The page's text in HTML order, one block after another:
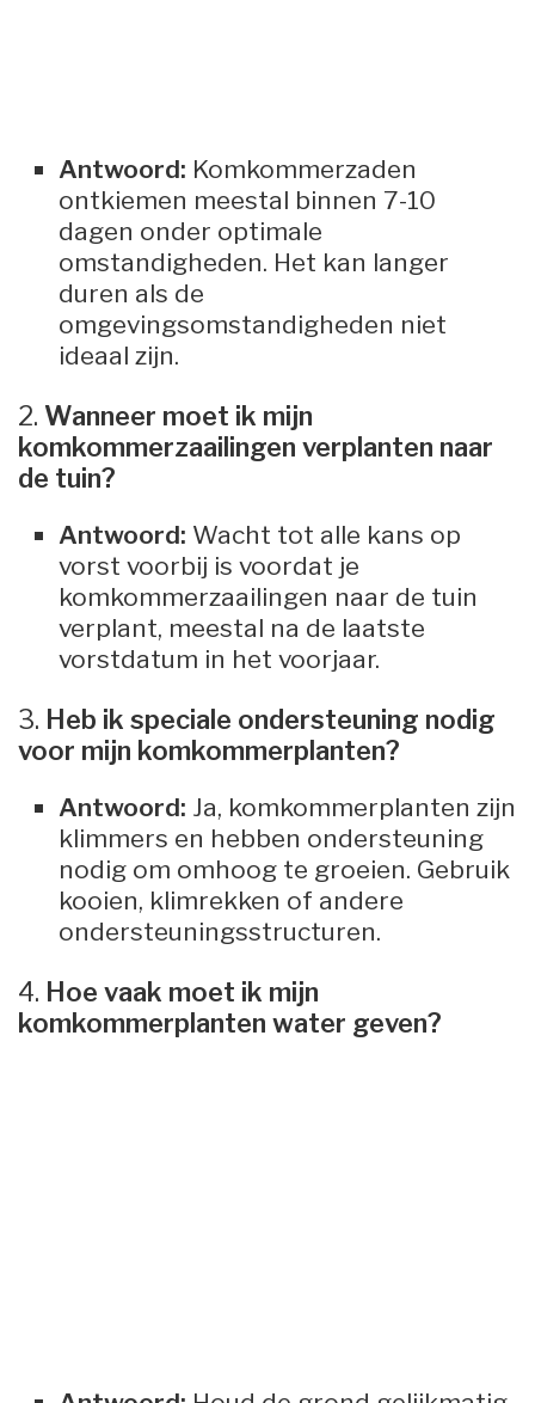
Antwoord: Komkommerzaden
ontkiemen meestal binnen 7-10
dagen onder optimale
omstandigheden. Het kan langer
duren als de
omgevingsomstandigheden niet
ideaal zijn.
2. Wanneer moet ik mijn
komkommerzaailingen verplanten naar
de tuin?
Antwoord: Wacht tot alle kans op
vorst voorbij is voordat je
komkommerzaailingen naar de tuin
verplant, meestal na de laatste
vorstdatum in het voorjaar.
3. Heb ik speciale ondersteuning nodig
voor mijn komkommerplanten?
Antwoord: Ja, komkommerplanten zijn
klimmers en hebben ondersteuning
nodig om omhoog te groeien. Gebruik
kooien, klimrekken of andere
ondersteuningsstructuren.
4. Hoe vaak moet ik mijn
komkommerplanten water geven?